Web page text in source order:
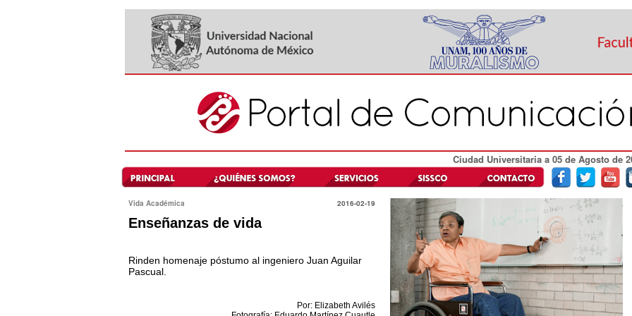
Ciudad Universitaria a 05 de Agosto de
Vida Académica 2016-02-19
Enseñanzas de vida
Rinden homenaje póstumo al ingeniero Juan Aguilar
Pascual.
Por: Elizabeth Avilés